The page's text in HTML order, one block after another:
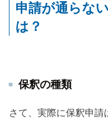
申請が通らな
は？
保釈の種類
さて、実際に保釈申